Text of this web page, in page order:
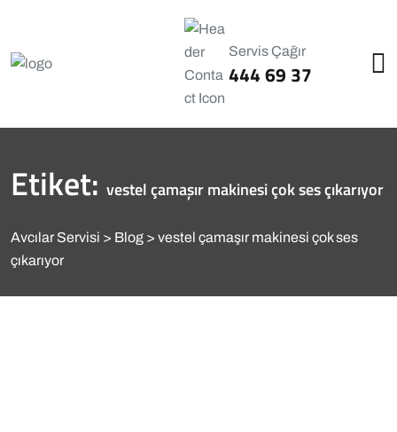
Servis Çağır
444 69 37
Etiket: vestel çamaşır makinesi çok ses çıkarıyor
Avcılar Servisi Blog
vestel çamaşır makinesi çok ses
çıkarıyor